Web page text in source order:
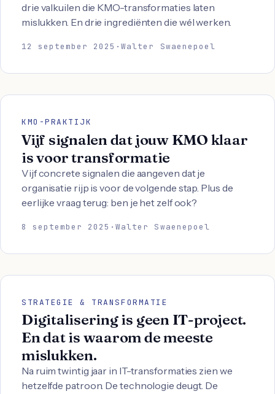
drie valkuilen die KMO-transformaties laten
mislukken. En drie ingrediënten die wél werken.
12 september 2025 ·Walter Swaenepoel
KMO-PRAKTIJK
Vijf signalen dat jouw KMO klaar
is voor transformatie
Vijf concrete signalen die aangeven dat je
organisatie rijp is voor de volgende stap. Plus de
eerlijke vraag terug: ben je het zelf ook?
8 september 2025 ·Walter Swaenepoel
STRATEGIE & TRANSFORMATIE
Digitalisering is geen IT-project.
En dat is waarom de meeste
mislukken.
Na ruim twintig jaar in IT-transformaties zien we
hetzelfde patroon. De technologie deugt. De